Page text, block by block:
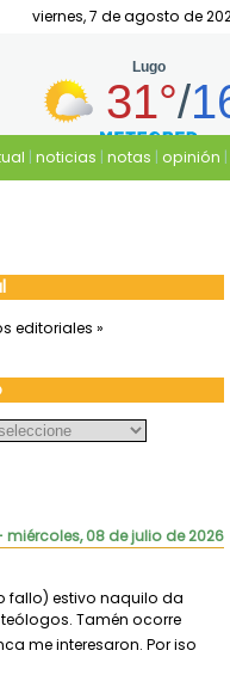
viernes, 7 de agosto de
| noticias | notas | opinión |
editoriales »
miércoles, 08 de julio de 2026
fallo) estivo naquilo da
Tamén ocorre
me interesaron. Por iso